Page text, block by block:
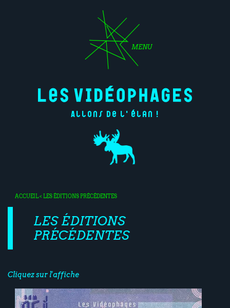
MENU
Allons de l'élan !
ACCUEIL< LES ÉDITIONS PRÉCÉDENTES
LES ÉDITIONS
PRÉCÉDENTES
Cliquez sur l'affiche